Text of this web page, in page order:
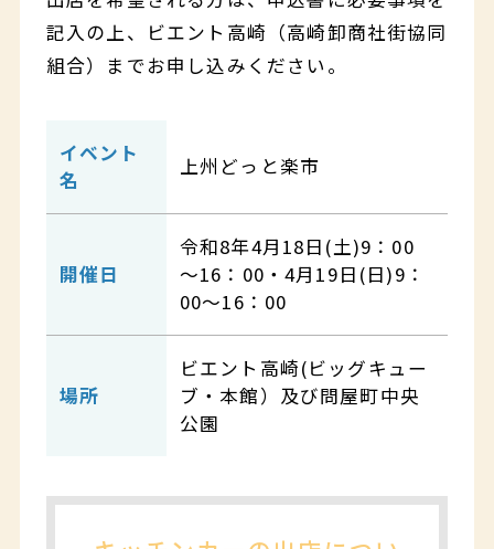
記入の上、ビエント高崎（高崎卸商社街協同
組合）までお申し込みください。
イベント
名
上州どっと楽市
開催日
令和8年4月18日(土)9：00
～16：00・4月19日(日)9：
00～16：00
場所
ビエント高崎(ビッグキュー
ブ・本館）及び問屋町中央
公園